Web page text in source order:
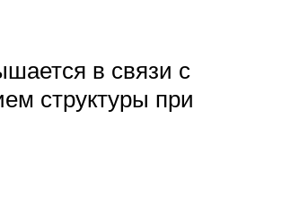
в связи с
структуры при